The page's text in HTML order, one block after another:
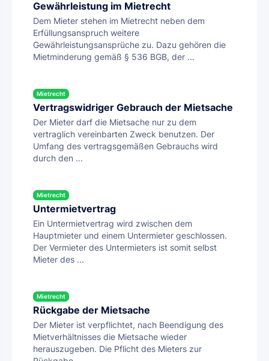
Gewährleistung im Mietrecht
Dem Mieter stehen im Mietrecht neben dem
Erfüllungsanspruch weitere
Gewährleistungsansprüche zu. Dazu gehören die
Mietminderung gemäß § 536 BGB, der ...
Mietrecht
Vertragswidriger Gebrauch der Mietsache
Der Mieter darf die Mietsache nur zu dem
vertraglich vereinbarten Zweck benutzen. Der
Umfang des vertragsgemäßen Gebrauchs wird
durch den ...
Mietrecht
Untermietvertrag
Ein Untermietvertrag wird zwischen dem
Hauptmieter und einem Untermieter geschlossen.
Der Vermieter des Untermieters ist somit selbst
Mieter des ...
Mietrecht
Rückgabe der Mietsache
Der Mieter ist verpflichtet, nach Beendigung des
Mietverhältnisses die Mietsache wieder
herauszugeben. Die Pflicht des Mieters zur